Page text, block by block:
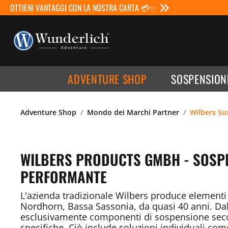
OTTIENI VANTAGGI CON LA NOSTRA CARTA 💳✨
ADVENTURE SHOP
Adventure Shop Mondo dei Marchi Partner Wilbers
WILBERS PRODUCTS GMBH -
PERFORMANTE
L'azienda tradizionale Wilbers produce
Nordhorn, Bassa Sassonia, da quasi 40 anni.
esclusivamente componenti di sospensione